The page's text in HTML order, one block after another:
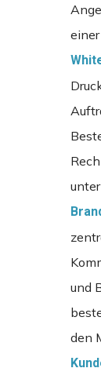
und
den